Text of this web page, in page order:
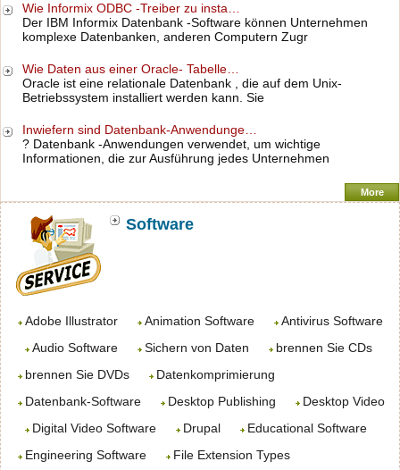
Wie Informix ODBC -Treiber zu insta…
Der IBM Informix Datenbank -Software können Unternehmen
komplexe Datenbanken, anderen Computern Zugr
Wie Daten aus einer Oracle- Tabelle…
Oracle ist eine relationale Datenbank , die auf dem Unix-
Betriebssystem installiert werden kann. Sie
Inwiefern sind Datenbank-Anwendunge…
? Datenbank -Anwendungen verwendet, um wichtige
Informationen, die zur Ausführung jedes Unternehmen
More
Software
Adobe Illustrator Animation Software
Antivirus Software
Audio Software
Sichern von Daten
brennen Sie CDs
brennen Sie DVDs
Datenkomprimierung
Datenbank-Software
Desktop Publishing
Desktop Video
Digital Video Software
Drupal
Educational Software
Engineering Software
File Extension Types